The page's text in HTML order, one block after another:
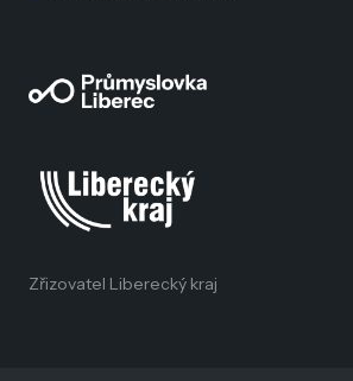
Zřizovatel Liberecký kraj